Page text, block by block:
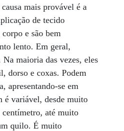
mais provável é a
de tecido
e são bem
lento. Em geral,
Na maioria das vezes, eles
dorso e coxas. Podem
apresentando-se em
é variável, desde muito
centímetro, até muito
quilo. É muito